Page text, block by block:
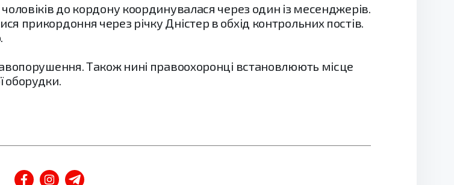
до кордону координувалася через один із месенджерів.
прикордоння через річку Дністер в обхід контрольних постів.
Також нині правоохоронці встановлюють місце
оборудки.